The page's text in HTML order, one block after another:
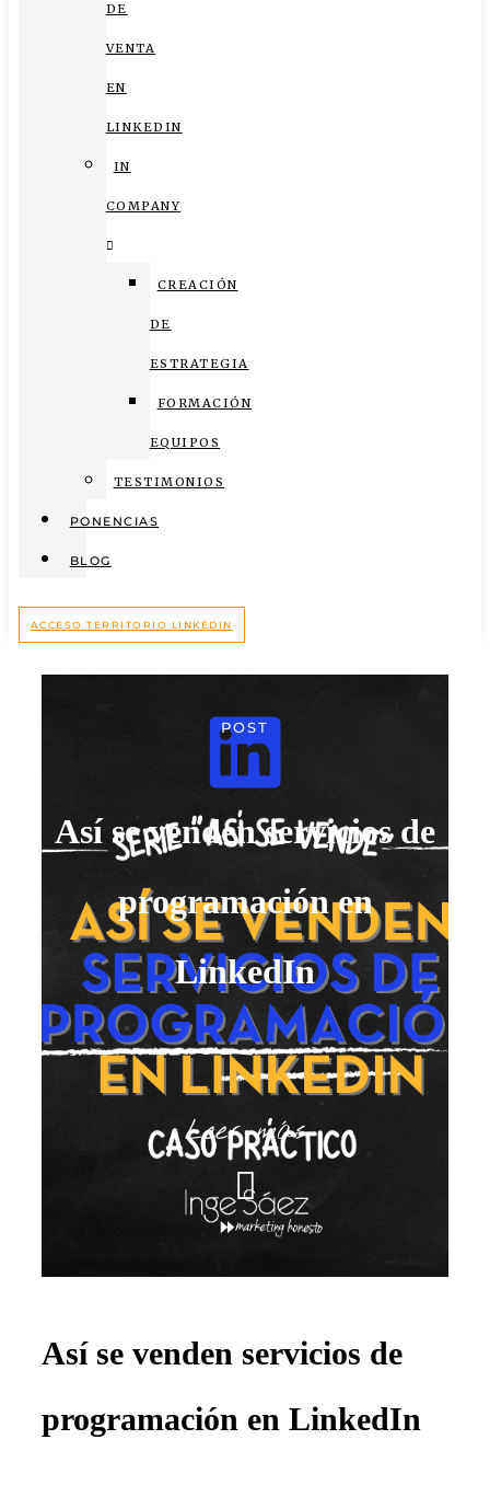
DE
VENTA
EN
LINKEDIN
IN
COMPANY
CREACIÓN
DE
ESTRATEGIA
FORMACIÓN
EQUIPOS
TESTIMONIOS
PONENCIAS
BLOG
ACCESO TERRITORIO LINKEDIN
POST
Así se venden servicios de
programación en
LinkedIn
Leer más
Así se venden servicios de
programación en LinkedIn